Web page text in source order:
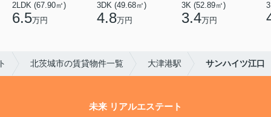
2LDK (67.90㎡)
6.5万円
3DK (49.68㎡)
4.8万円
3K (52.89㎡)
3.4万円
北茨城市の賃貸物件一覧 大津港駅 サンハイツ江口
未来 リアルエステート